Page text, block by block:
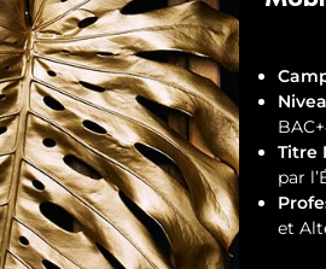
Titre
par
et